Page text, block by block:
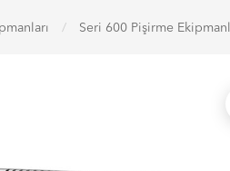
Seri 600 Pişirme